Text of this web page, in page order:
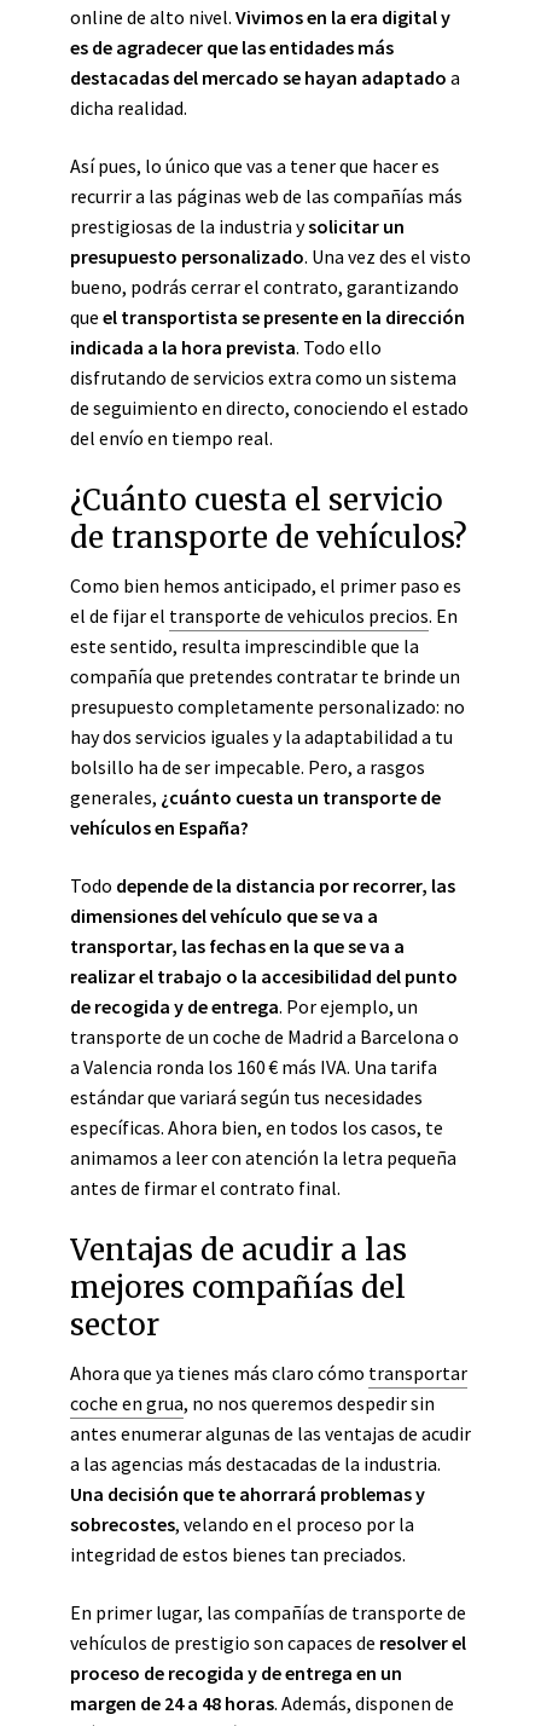
online de alto nivel. Vivimos en la era digital y
es de agradecer que las entidades más
destacadas del mercado se hayan adaptado a
dicha realidad.
Así pues, lo único que vas a tener que hacer es
recurrir a las páginas web de las compañías más
prestigiosas de la industria ysolicitar un
presupuesto personalizado. Una vez des el visto
bueno, podrás cerrar el contrato, garantizando
que el transportista se presente en la dirección
indicada a la hora prevista. Todo ello
disfrutando de servicios extra como un sistema
de seguimiento en directo, conociendo el estado
del envío en tiempo real.
¿Cuánto cuesta el servicio
de transporte de vehículos?
Como bien hemos anticipado, el primer paso es
el de fijar el transporte de vehiculos precios. En
este sentido, resulta imprescindible que la
compañía que pretendes contratar te brinde un
presupuesto completamente personalizado: no
hay dos servicios iguales y la adaptabilidad a tu
bolsillo ha de ser impecable. Pero, a rasgos
generales, ¿cuánto cuesta un transporte de
vehículos en España?
Todo depende de la distancia por recorrer, las
dimensiones del vehículo que se va a
transportar, las fechas en la que se va a
realizar el trabajo o la accesibilidad del punto
de recogida y de entrega. Por ejemplo, un
transporte de un coche de Madrid a Barcelona o
a Valencia ronda los 160 € más IVA. Una tarifa
estándar que variará según tus necesidades
específicas. Ahora bien, en todos los casos, te
animamos a leer con atención la letra pequeña
antes de firmar el contrato final.
Ventajas de acudir a las
mejores compañías del
sector
Ahora que ya tienes más claro cómo transportar
coche en grua, no nos queremos despedir sin
antes enumerar algunas de las ventajas de acudir
a las agencias más destacadas de la industria.
Una decisión que te ahorrará problemas y
sobrecostes, velando en el proceso por la
integridad de estos bienes tan preciados.
En primer lugar, las compañías de transporte de
vehículos de prestigio son capaces de resolver el
proceso de recogida y de entrega en un
margen de 24 a 48 horas. Además, disponen de